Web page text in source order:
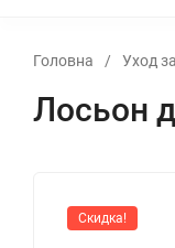
Головна / Уход
Лосьон
Скидка!